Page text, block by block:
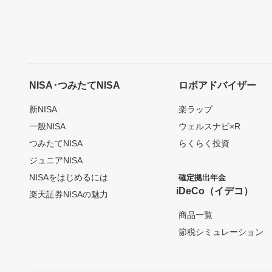
NISA･つみたてNISA
新NISA
一般NISA
つみたてNISA
ジュニアNISA
NISAをはじめるには
楽天証券NISAの魅力
ロボアドバイザー
楽ラップ
ウェルスナビ×R
らくらく投資
確定拠出年金
iDeCo（イデコ）
商品一覧
節税シミュレーション